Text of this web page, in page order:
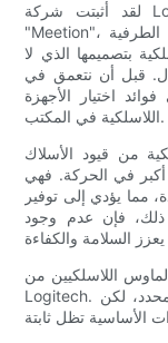
لقد أثبتت شركة Logitech، والتي غالبًا ما يتم اختصارها باسم
"Meetion"، نفسها كعلامة تجارية موثوقة في عالم الأجهزة الطرفية
بتصميمها الذي لا
قبل أن نتعمق في
اختيار الأجهزة
اللاسلكية في المكتب.
من قيود الأسلاك
أكبر في الحركة. فهي
مما يؤدي إلى توفير
ذلك، فإن عدم وجود
اللاسلكيين من
Logitech. قد تختلف العملية قليلاً اعتمادًا على النموذج المحدد، لكن